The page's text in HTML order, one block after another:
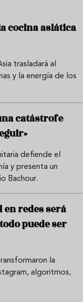
cocina asiática
trasladará al
y la energía de los
catástrofe
defiende el
y presenta un
Bachour.
en redes será
puede ser
la
algoritmos,